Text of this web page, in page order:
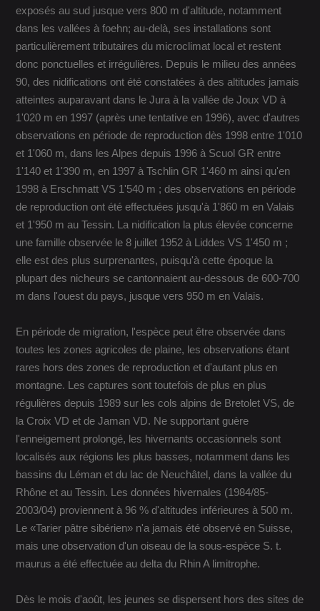
exposés au sud jusque vers 800 m d'altitude, notamment
dans les vallées à foehn; au-delà, ses installations sont
particulièrement tributaires du microclimat local et restent
donc ponctuelles et irrégulières. Depuis le milieu des années
90, des nidifications ont été constatées à des altitudes jamais
atteintes auparavant dans le Jura à la vallée de Joux VD à
1'020 m en 1997 (après une tentative en 1996), avec d'autres
observations en période de reproduction dès 1998 entre 1'010
et 1'060 m, dans les Alpes depuis 1996 à Scuol GR entre
1'140 et 1'390 m, en 1997 à Tschlin GR 1'460 m ainsi qu'en
1998 à Erschmatt VS 1'540 m ; des observations en période
de reproduction ont été effectuées jusqu'à 1'860 m en Valais
et 1'950 m au Tessin. La nidification la plus élevée concerne
une famille observée le 8 juillet 1952 à Liddes VS 1'450 m ;
elle est des plus surprenantes, puisqu'à cette époque la
plupart des nicheurs se cantonnaient au-dessous de 600-700
m dans l'ouest du pays, jusque vers 950 m en Valais.
En période de migration, l'espèce peut être observée dans
toutes les zones agricoles de plaine, les observations étant
rares hors des zones de reproduction et d'autant plus en
montagne. Les captures sont toutefois de plus en plus
régulières depuis 1989 sur les cols alpins de Bretolet VS, de
la Croix VD et de Jaman VD. Ne supportant guère
l'enneigement prolongé, les hivernants occasionnels sont
localisés aux régions les plus basses, notamment dans les
bassins du Léman et du lac de Neuchâtel, dans la vallée du
Rhône et au Tessin. Les données hivernales (1984/85-
2003/04) proviennent à 96 % d'altitudes inférieures à 500 m.
Le «Tarier pâtre sibérien» n'a jamais été observé en Suisse,
mais une observation d'un oiseau de la sous-espèce S. t.
maurus a été effectuée au delta du Rhin A limitrophe.
Dès le mois d'août, les jeunes se dispersent hors des sites de